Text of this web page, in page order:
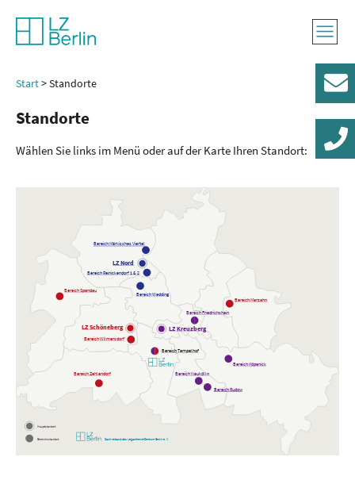
030
Start Standorte
Standorte
Wählen Sie links im Menü oder auf der Karte Ihren Standort:
Bereich Spandau
Bereich Märkisches Viertel
Bereich Reinickendorf 1 & 2
LZ Nord
Bereich Köpenick
Bereich Neukölln
Bereich Rudow
Bereich Tempelhof
Bereich Zehlendorf
Bereich Marzahn
LZ Kreuzberg
Bereich Friedrichshain
Bereich Wedding
LZ Schöneberg
Bereich Wilmersdorf
Dachverband des Legasthenie-Zentrum Berlin e. V.
Hauptstandort
Bereichsstandort